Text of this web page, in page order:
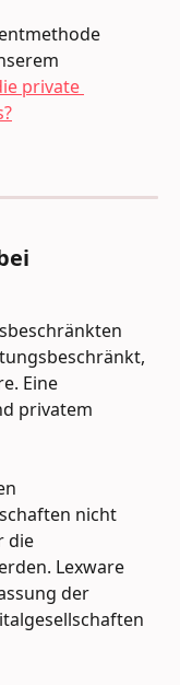
private
Eine
privatem
nicht
die
Lexware
der